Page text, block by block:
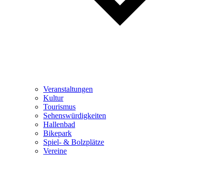
Veranstaltungen
Kultur
Tourismus
Sehenswürdigkeiten
Hallenbad
Bikepark
Spiel- & Bolzplätze
Vereine